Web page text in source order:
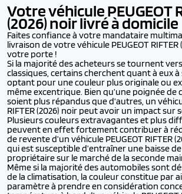
Votre véhicule PEUGEOT
(2026) noir livré à domicile
Faites confiance à votre mandataire
livraison de votre véhicule PEUGEOT
votre porte !
Si la majorité des acheteurs se tournent
classiques, certains cherchent quant à eux
optant pour une couleur plus originale ou
même excentrique. Bien qu’une poignée de
soient plus répandus que d’autres, un
RIFTER (2026) noir peut avoir un impact sur
Plusieurs couleurs extravagantes et plus
peuvent en effet fortement contribuer à
de revente d’un véhicule PEUGEOT RIFTER
qui est susceptible d’entraîner une baisse
propriétaire sur le marché de la seconde
Même si la majorité des automobiles sont
de la climatisation, la couleur constitue par
paramètre à prendre en considération